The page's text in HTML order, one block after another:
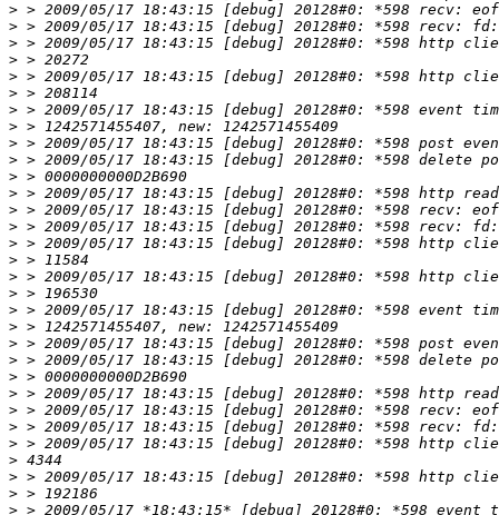
>
>
>
>
>
>
>
>
>
>
>
>
>
>
>
>
>
>
>
>
>
>
>
>
>
>
>
>
>
>
>